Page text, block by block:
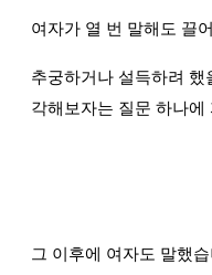
여자가 열 번 말해도 끌
추궁하거나 설득하려 했
각해보자는 질문 하나
그 이후에 여자도 말했